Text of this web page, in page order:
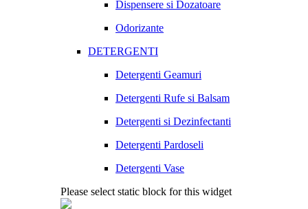
Dispensere si Dozatoare
Odorizante
DETERGENTI
Detergenti Geamuri
Detergenti Rufe si Balsam
Detergenti si Dezinfectanti
Detergenti Pardoseli
Detergenti Vase
Please select static block for this widget